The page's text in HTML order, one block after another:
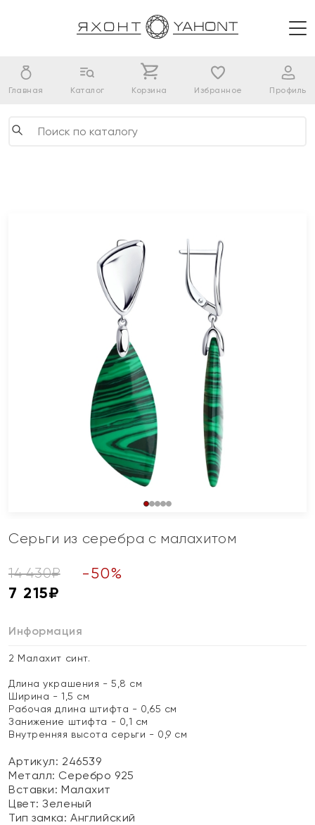
Главная Каталог Корзина Избранное Профиль
Серьги из серебра с малахитом
14 430₽ -50%
7 215₽
Информация
2 Малахит синт.
Длина украшения - 5,8 см
Ширина - 1,5 см
Рабочая длина штифта - 0,65 см
Занижение штифта - 0,1 см
Внутренняя высота серьги - 0,9 см
Артикул: 246539
Металл: Серебро 925
Вставки:Малахит
Цвет:Зеленый
Тип замка:Английский